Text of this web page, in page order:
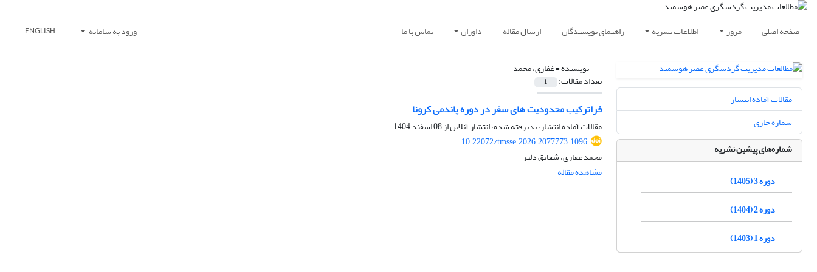
صفحه اصلی مرور اطلاعات نشریه راهنمای نویسندگان ارسال مقاله داوران تماس با ما ورود به سامانه ENGLISH
نویسنده =غفاری، محمد
تعداد مقالات: 1
فراترکیب محدودیت های سفر در دوره پاندمی‌ کرونا
مقالات آماده انتشار، پذیرفته شده، انتشار آنلاین از08 اسفند 1404
10.22072/tmsse.2026.2077773.1096
محمد غفاری، شقایق دلیر
مشاهده مقاله
مقالات آماده انتشار
شماره جاری
شماره‌های پیشین نشریه
دوره 3 (1405)
دوره 2 (1404)
دوره 1 (1403)